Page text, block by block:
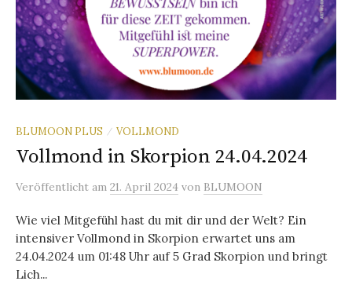
BLUMOON PLUS / VOLLMOND
Vollmond in Skorpion 24.04.2024
Veröffentlicht am 21. April 2024 von BLUMOON
Wie viel Mitgefühl hast du mit dir und der Welt? Ein
intensiver Vollmond in Skorpion erwartet uns am
24.04.2024 um 01:48 Uhr auf 5 Grad Skorpion und bringt
Lich...